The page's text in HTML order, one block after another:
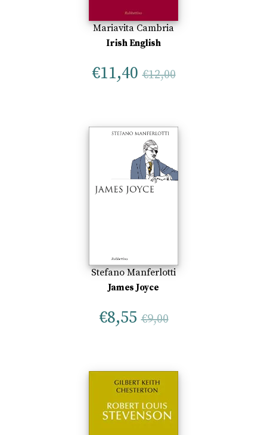
Mariavita Cambria
Irish English
€11,40 €12,00
Stefano Manferlotti
James Joyce
€8,55 €9,00